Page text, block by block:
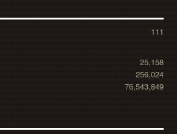
111
25,158
256,024
76,543,849